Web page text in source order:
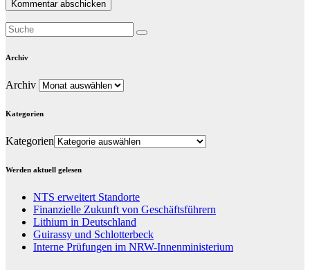
Archiv
Archiv
Kategorien
Kategorien
Werden aktuell gelesen
NTS erweitert Standorte
Finanzielle Zukunft von Geschäftsführern
Lithium in Deutschland
Guirassy und Schlotterbeck
Interne Prüfungen im NRW-Innenministerium